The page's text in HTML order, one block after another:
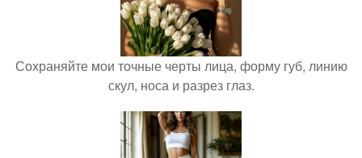
Сохраняйте мои точные черты лица, форму губ, линию
скул, носа и разрез глаз.